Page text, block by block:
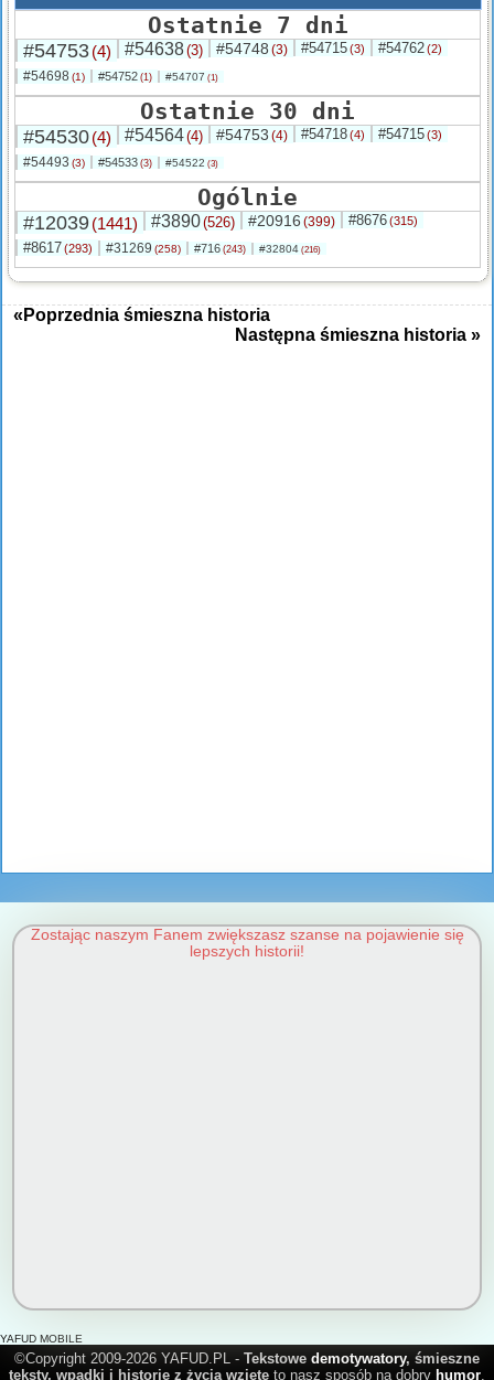
Ostatnie 7 dni
#54753(4) #54638(3) #54748 (3) #54715(3) #54762(2)
#54698 (1) #54752 (1) #54707 (1)
Ostatnie 30 dni
#54530(4) #54564(4) #54753 (4) #54718(4) #54715(3)
#54493 (3) #54533 (3) #54522 (3)
Ogólnie
#12039(1441) #3890(526) #20916 (399) #8676(315)
#8617(293) #31269 (258) #716 (243) #32804 (216)
«Poprzednia śmieszna historia
Następna śmieszna historia »
Zostając naszym Fanem zwiększasz szanse na pojawienie się
lepszych historii!
YAFUD MOBILE
©Copyright 2009-2026 YAFUD.PL - Tekstowe demotywatory, śmieszne
teksty, wpadki i historie z życia wzięte to nasz sposób na dobry humor.